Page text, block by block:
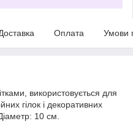
Оплата Умови
використовується для
гілок і декоративних
10 см.